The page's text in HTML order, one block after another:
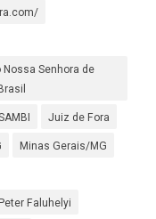
Nossa Senhora de
Juiz de Fora
Minas Gerais/MG
Peter Faluhelyi